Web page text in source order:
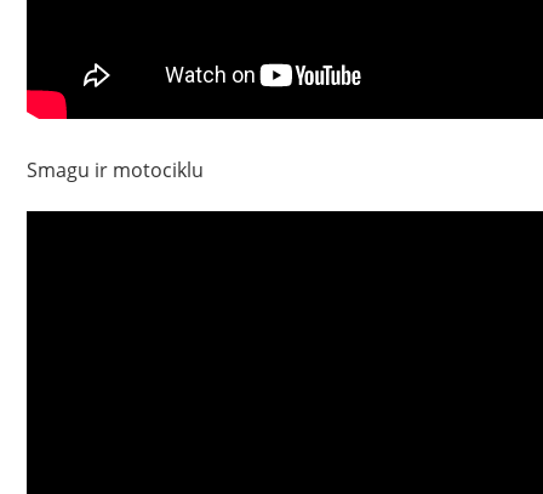
Smagu ir motociklu